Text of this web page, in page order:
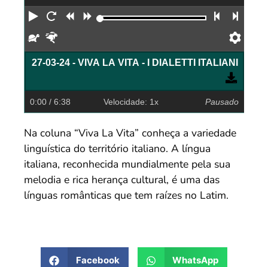
Reproduzir
Reiniciar
Retroceder
Avançar Faixa
Devagar
27-03-24 - VIVA LA VITA - I DIALETTI ITALIANI
0:00 / 6:38 Velocidade: 1x Pausado
Na coluna “Viva La Vita” conheça a variedade
linguística do território italiano. A língua
italiana, reconhecida mundialmente pela sua
melodia e rica herança cultural, é uma das
línguas românticas que tem raízes no Latim.
Facebook WhatsApp